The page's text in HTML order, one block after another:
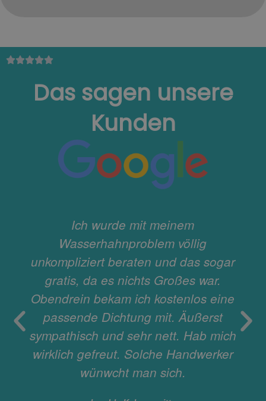

Das sagen unsere
Kunden
Ich wurde mit meinem
Wasserhahnproblem völlig
unkompliziert beraten und das sogar
gratis, da es nichts Großes war.
Obendrein bekam ich kostenlos eine
passende Dichtung mit. Äußerst
sympathisch und sehr nett. Hab mich
wirklich gefreut. Solche Handwerker
wünwcht man sich.